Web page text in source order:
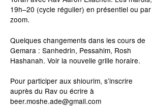
19h–20 (cycle régulier) en présentiel ou par
zoom.
Quelques changements dans les cours de
Gemara : Sanhedrin, Pessahim, Rosh
Hashanah. Voir la nouvelle grille horaire.
Pour participer aux shiourim, s’inscrire
auprès du Rav ou écrire à
beer.moshe.ade@gmail.com